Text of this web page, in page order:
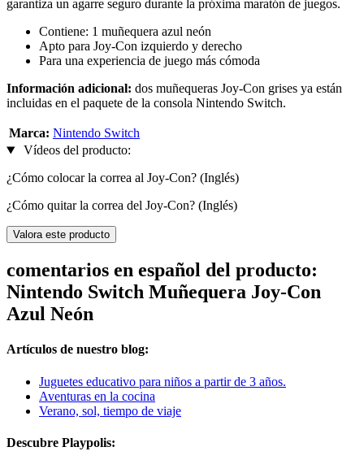
garantiza un agarre seguro durante la próxima maratón de juegos.
Contiene: 1 muñequera azul neón
Apto para Joy-Con izquierdo y derecho
Para una experiencia de juego más cómoda
Información adicional: dos muñequeras Joy-Con grises ya están
incluidas en el paquete de la consola Nintendo Switch.
Marca: Nintendo Switch
Vídeos del producto:
¿Cómo colocar la correa al Joy-Con? (Inglés)
¿Cómo quitar la correa del Joy-Con? (Inglés)
Valora este producto
comentarios en español del producto:
Nintendo Switch Muñequera Joy-Con
Azul Neón
Artículos de nuestro blog:
Juguetes educativo para niños a partir de 3 años.
Aventuras en la cocina
Verano, sol, tiempo de viaje
Descubre Playpolis: